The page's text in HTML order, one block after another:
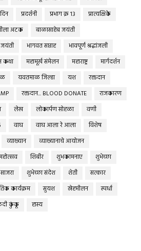
प्रदर्शनी प्रभाग क्र १३
प्रात्यक्षिके
अटक
बाळासाहेब जयंती
जयंती भागवत सप्ताह
भावपूर्ण श्रद्धांजली
कथा महामूर्ख संमेलन महाराष्ट्र
मार्गदर्शन
यवतमाळ जिल्हा यश
रक्तदान
रक्तदान... BLOOD DONATE
राजकारण
लेख लोकार्पण सोहळा
वणी
वाघ वाघ आला रे आला
विशेष
व्याख्यान
व्याख्यानाचे आयोजन
शिबीर शुभकामनाए
शुभेच्छा
शुभेच्छा संदेश शेती
सत्कार
कार्यक्रम सुयश स्नेहमीलन
स्पर्धा
कुंकू हास्य